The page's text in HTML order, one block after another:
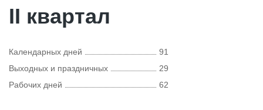
II квартал
Календарных дней
91
Выходных и праздничных
29
Рабочих дней
62